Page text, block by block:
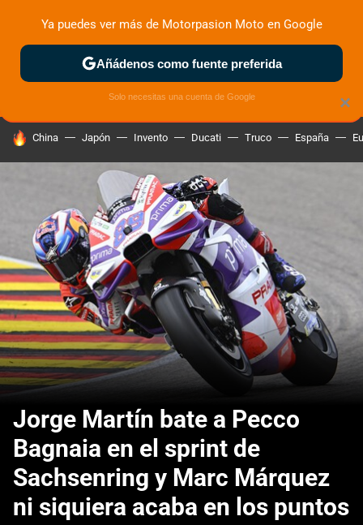
ZONA DE PRUEBAS DEPORTIVAS MOTOS ELÉCTRICAS
HOY SE HABLA DE
China Japón Invento Ducati Truco España
Jorge Martín bate a Pecco
Bagnaia en el sprint de
Sachsenring y Marc Márquez
ni siquiera acaba en los puntos
×
Ya puedes ver más de Motorpasion Moto en Google
Añádenos como fuente preferida
Solo necesitas una cuenta de Google